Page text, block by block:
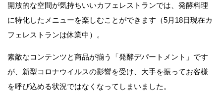
開放的な空間が気持ちいいカフェレストランでは、発酵料理
に特化したメニューを楽しむことができます（5月18日現在カ
フェレストランは休業中）。
素敵なコンテンツと商品が揃う「発酵デパートメント」です
が、新型コロナウイルスの影響を受け、大手を振ってお客様
を呼び込める状況ではなくなってしまいました。